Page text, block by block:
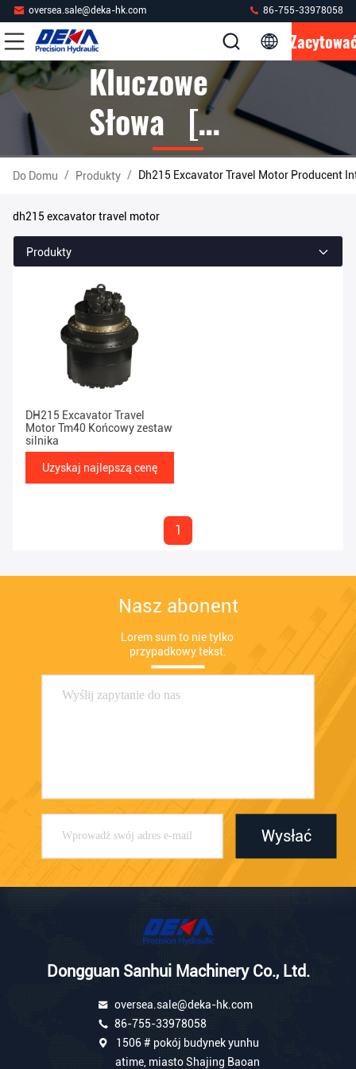
oversea.sale@deka-hk.com 86-755-33978058
Kluczowe
Słowa [
Dh215
Excavator
Travel Motor
] Mecz 1
Produkty
Do Domu / Produkty / Dh215 Excavator Travel Motor Producent
dh215 excavator travel motor
Produkty
DH215 Excavator Travel
Motor Tm40 Końcowy zestaw
silnika
Uzyskaj najlepszą cenę
1
Nasz abonent
Lorem sum to nie tylko
przypadkowy tekst.
Wysłać
Dongguan Sanhui Machinery Co., Ltd.
oversea.sale@deka-hk.com
86-755-33978058
1506 # pokój budynek yunhu
atime, miasto Shajing Baoan